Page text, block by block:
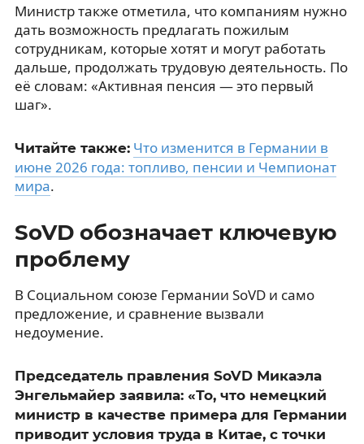
Министр также отметила, что компаниям нужно
дать возможность предлагать пожилым
сотрудникам, которые хотят и могут работать
дальше, продолжать трудовую деятельность. По
её словам: «Активная пенсия — это первый
шаг».
Читайте также: Что изменится в Германии в
июне 2026 года: топливо, пенсии и Чемпионат
мира.
SoVD обозначает ключевую
проблему
В Социальном союзе Германии SoVD и само
предложение, и сравнение вызвали
недоумение.
Председатель правления SoVD Микаэла
Энгельмайер заявила: «То, что немецкий
министр в качестве примера для Германии
приводит условия труда в Китае, с точки